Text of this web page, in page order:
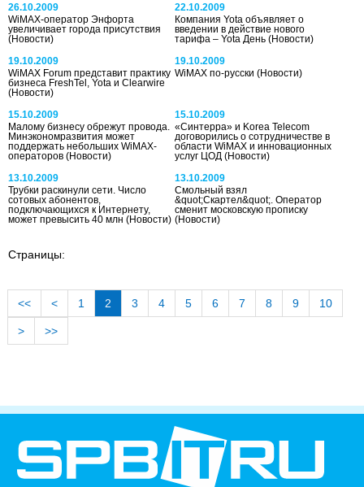
26.10.2009
WiMAX-оператор Энфорта
увеличивает города присутствия
(Новости)
22.10.2009
Компания Yota объявляет о
введении в действие нового
тарифа – Yota День(Новости)
19.10.2009
WiMAX Forum представит практику
бизнеса FreshTel, Yota и Clearwire
(Новости)
19.10.2009
WiMAX по-русски(Новости)
15.10.2009
Малому бизнесу обрежут провода.
Минэкономразвития может
поддержать небольших WiMAX-
операторов (Новости)
15.10.2009
«Синтерра» и Korea Telecom
договорились о сотрудничестве в
области WiMAX и инновационных
услуг ЦОД(Новости)
13.10.2009
Трубки раскинули сети. Число
сотовых абонентов,
подключающихся к Интернету,
может превысить 40 млн (Новости)
13.10.2009
Смольный взял
&quot;Скартел&quot;. Оператор
сменит московскую прописку
(Новости)
Страницы:
<< < 1 2 3 4 5 6 7 8 9 10
> >>